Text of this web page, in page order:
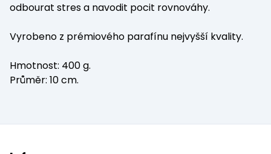
odbourat stres a navodit pocit rovnováhy.
Vyrobeno z prémiového parafínu nejvyšší kvality.
Hmotnost: 400 g.
Průměr: 10 cm.